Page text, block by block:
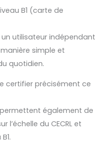
B1 (carte de
un utilisateur indépendant
simple et
quotidien.
certifier précisément ce
permettent également de
l’échelle du CECRL et